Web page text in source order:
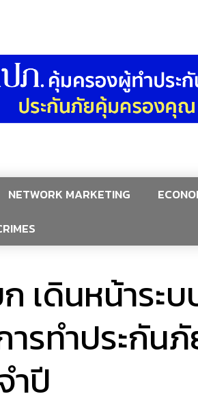
NETWORK MARKETING
เดินหน้าระบ
รทำประกันภั
ำปี